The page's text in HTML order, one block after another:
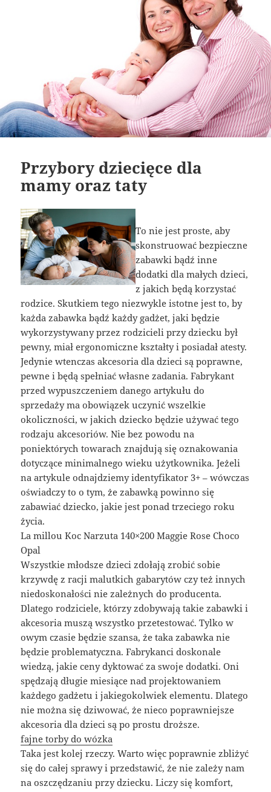
Przybory dziecięce dla
mamy oraz taty
To nie jest proste, aby
skonstruować bezpieczne
zabawki bądź inne
dodatki dla małych dzieci,
z jakich będą korzystać
rodzice. Skutkiem tego niezwykle istotne jest to, by
każda zabawka bądź każdy gadżet, jaki będzie
wykorzystywany przez rodzicieli przy dziecku był
pewny, miał ergonomiczne kształty i posiadał atesty.
Jedynie wtenczas akcesoria dla dzieci są poprawne,
pewne i będą spełniać własne zadania. Fabrykant
przed wypuszczeniem danego artykułu do
sprzedaży ma obowiązek uczynić wszelkie
okoliczności, w jakich dziecko będzie używać tego
rodzaju akcesoriów. Nie bez powodu na
poniektórych towarach znajdują się oznakowania
dotyczące minimalnego wieku użytkownika. Jeżeli
na artykule odnajdziemy identyfikator 3+ – wówczas
oświadczy to o tym, że zabawką powinno się
zabawiać dziecko, jakie jest ponad trzeciego roku
życia.
La millou Koc Narzuta 140×200 Maggie Rose Choco
Opal
Wszystkie młodsze dzieci zdołają zrobić sobie
krzywdę z racji malutkich gabarytów czy też innych
niedoskonałości nie zależnych do producenta.
Dlatego rodziciele, którzy zdobywają takie zabawki i
akcesoria muszą wszystko przetestować. Tylko w
owym czasie będzie szansa, że taka zabawka nie
będzie problematyczna. Fabrykanci doskonale
wiedzą, jakie ceny dyktować za swoje dodatki. Oni
spędzają długie miesiące nad projektowaniem
każdego gadżetu i jakiegokolwiek elementu. Dlatego
nie można się dziwować, że nieco poprawniejsze
akcesoria dla dzieci są po prostu droższe.
fajne torby do wózka
Taka jest kolej rzeczy. Warto więc poprawnie zbliżyć
się do całej sprawy i przedstawić, że nie zależy nam
na oszczędzaniu przy dziecku. Liczy się komfort,